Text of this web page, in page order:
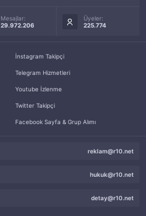
Mesajlar:
29.972.206
Üyeler:
225.774
İnstagram Takipçi
Telegram Hizmetleri
Youtube İzlenme
Twitter Takipçi
Facebook Sayfa & Grup Alımı
reklam@r10.net
hukuk@r10.net
detay@r10.net